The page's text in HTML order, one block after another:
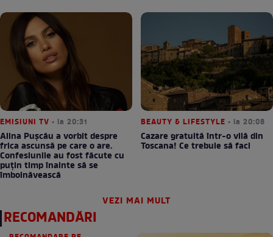
EMISIUNI TV • la 20:31
Alina Pușcău a vorbit despre
frica ascunsă pe care o are.
Confesiunile au fost făcute cu
puțin timp înainte să se
îmbolnăvească
BEAUTY & LIFESTYLE • la 20:08
Cazare gratuită într-o vilă din
Toscana! Ce trebuie să faci
VEZI MAI MULT
RECOMANDĂRI